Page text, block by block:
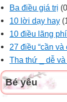
Ba điều giá trị
10 lời dạy hay
10 điều lãng
27 điều “cần
Tha thứ _ dễ và
Bé yêu